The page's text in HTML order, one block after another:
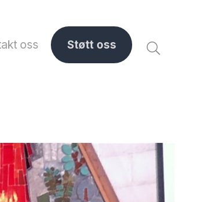
oss Støtt oss